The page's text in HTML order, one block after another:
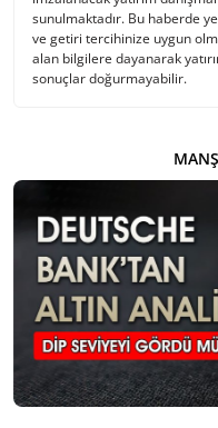
sunulmaktadır. Bu haberde
ve getiri tercihinize uygun
alan bilgilere dayanarak
sonuçlar doğurmayabilir.